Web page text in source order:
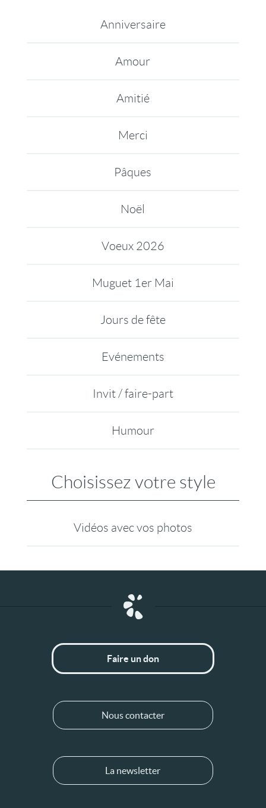
Anniversaire
Amour
Amitié
Merci
Pâques
Noël
Voeux 2026
Muguet 1er Mai
Jours de fête
Evénements
Invit / faire-part
Humour
Choisissez votre style
Vidéos avec vos photos
Faire un don
Nous contacter
La newsletter